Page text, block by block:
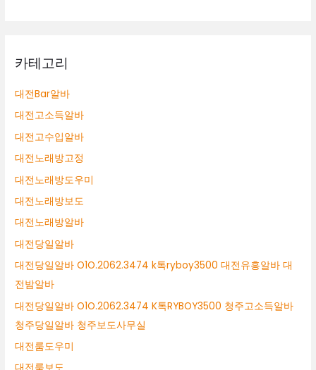
카테고리
대전Bar알바
대전고소득알바
대전고수입알바
대전노래방고정
대전노래방도우미
대전노래방보도
대전노래방알바
대전당일알바
대전당일알바 O1O.2062.3474 k톡ryboy3500 대전유흥알바 대
전밤알바
대전당일알바 O1O.2062.3474 K톡RYBOY3500 청주고소득알바
청주당일알바 청주보도사무실
대전룸도우미